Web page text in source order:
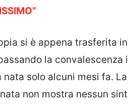
si è appena trasferita
la
nata solo alcuni mesi fa.
non mostra nessun